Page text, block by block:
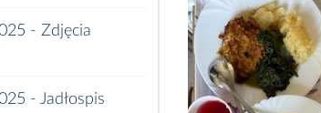
- Zdjęcia
- Jadłospis